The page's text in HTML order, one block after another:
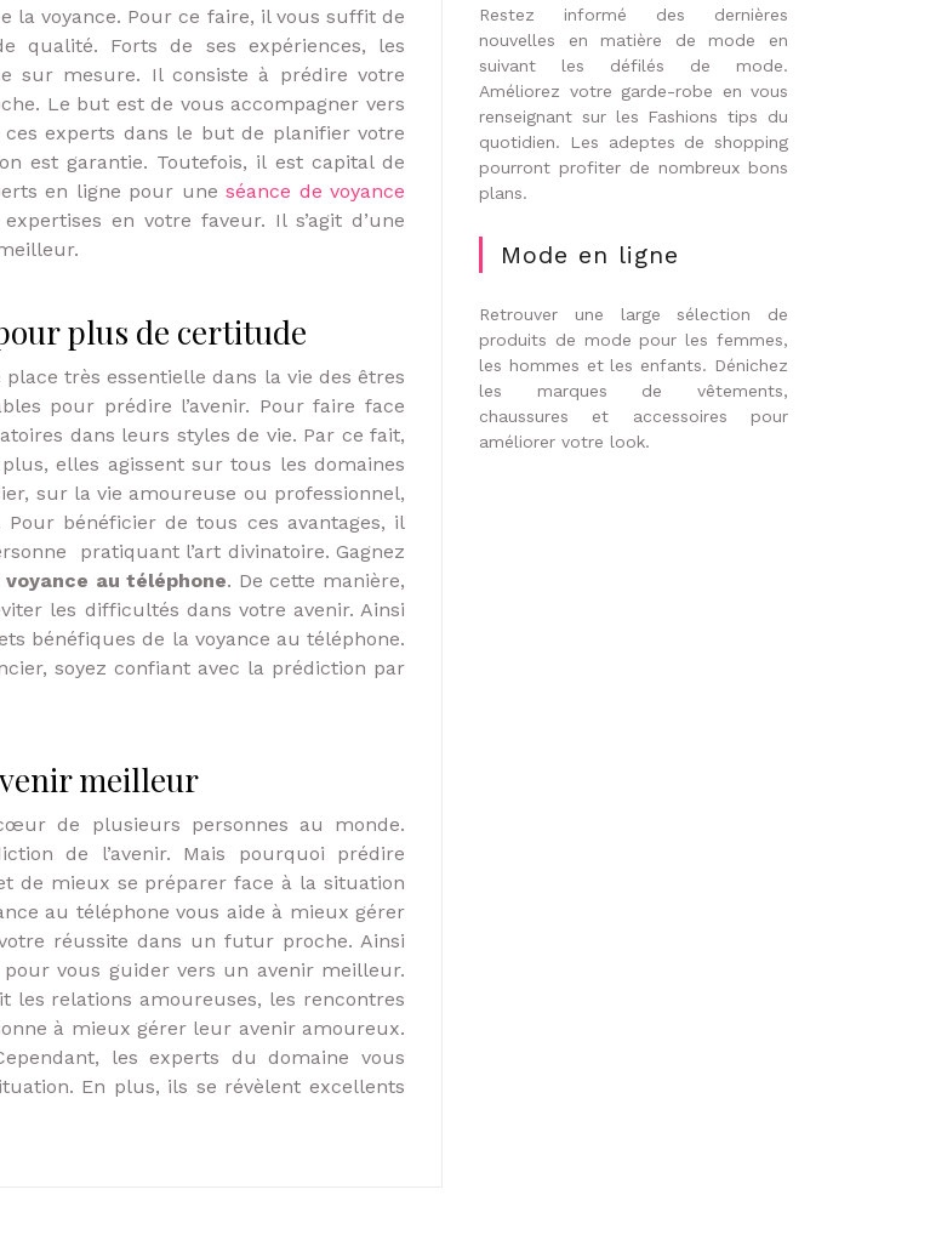
la voyance. Pour ce faire, il vous suffit de
qualité. Forts de ses expériences, les
sur mesure. Il consiste à prédire votre
Le but est de vous accompagner vers
experts dans le but de planifier votre
est garantie. Toutefois, il est capital de
en ligne pour une séance de voyance
en votre faveur. Il s’agit d’une
plus de certitude
très essentielle dans la vie des êtres
pour prédire l’avenir. Pour faire face
dans leurs styles de vie. Par ce fait,
elles agissent sur tous les domaines
sur la vie amoureuse ou professionnel,
bénéficier de tous ces avantages, il
pratiquant l’art divinatoire. Gagnez
voyance au téléphone. De cette manière,
les difficultés dans votre avenir. Ainsi
bénéfiques de la voyance au téléphone.
soyez confiant avec la prédiction par
meilleur
de plusieurs personnes au monde.
de l’avenir. Mais pourquoi prédire
de mieux se préparer face à la situation
au téléphone vous aide à mieux gérer
réussite dans un futur proche. Ainsi
vous guider vers un avenir meilleur.
les relations amoureuses, les rencontres
à mieux gérer leur avenir amoureux.
les experts du domaine vous
En plus, ils se révèlent excellents
Restez informé des dernières
nouvelles en matière de mode en
suivant les défilés de mode.
Améliorez votre garde-robe en vous
renseignant sur les Fashions tips du
quotidien. Les adeptes de shopping
pourront profiter de nombreux bons
plans.
Mode en ligne
Retrouver une large sélection de
produits de mode pour les femmes,
les hommes et les enfants. Dénichez
les marques de vêtements,
chaussures et accessoires pour
améliorer votre look.